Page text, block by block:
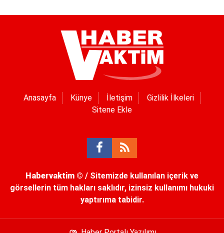
Anasayfa Künye İletişim
Gizlilik İlkeleri
Sitene Ekle
Habervaktim © / Sitemizde kullanılan içerik ve
görsellerin tüm hakları saklıdır, izinsiz kullanımı hukuki
yaptırıma tabidir.